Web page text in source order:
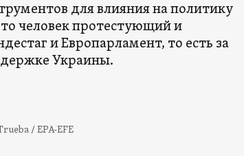
для влияния на политику
человек протестующий и
и Европарламент, то есть за
Украины.
/ EPA-EFE